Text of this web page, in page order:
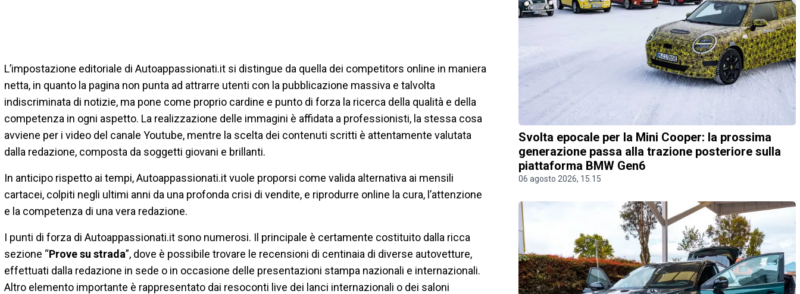
L’impostazione editoriale di Autoappassionati.it si distingue da quella dei competitors online in maniera
netta, in quanto la pagina non punta ad attrarre utenti con la pubblicazione massiva e talvolta
indiscriminata di notizie, ma pone come proprio cardine e punto di forza la ricerca della qualità e della
competenza in ogni aspetto. La realizzazione delle immagini è affidata a professionisti, la stessa cosa
avviene per i video del canale Youtube, mentre la scelta dei contenuti scritti è attentamente valutata
dalla redazione, composta da soggetti giovani e brillanti.
In anticipo rispetto ai tempi, Autoappassionati.it vuole proporsi come valida alternativa ai mensili
cartacei, colpiti negli ultimi anni da una profonda crisi di vendite, e riprodurre online la cura, l’attenzione
e la competenza di una vera redazione.
I punti di forza di Autoappassionati.it sono numerosi. Il principale è certamente costituito dalla ricca
sezione “Prove su strada”, dove è possibile trovare le recensioni di centinaia di diverse autovetture,
effettuati dalla redazione in sede o in occasione delle presentazioni stampa nazionali e internazionali.
Altro elemento importante è rappresentato dai resoconti live dei lanci internazionali o dei saloni
Svolta epocale per la Mini Cooper: la prossima
generazione passa alla trazione posteriore sulla
piattaforma BMW Gen6
06 agosto 2026, 15.15